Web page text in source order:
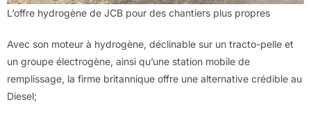
L’offre hydrogène de JCB pour des chantiers plus propres
Avec son moteur à hydrogène, déclinable sur un tracto-pelle et
un groupe électrogène, ainsi qu’une station mobile de
remplissage, la firme britannique offre une alternative crédible au
Diesel;